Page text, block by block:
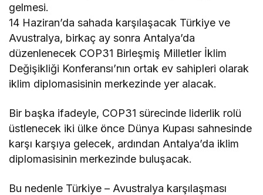
gelmesi.
14 Haziran’da sahada karşılaşacak Türkiye ve
Avustralya, birkaç ay sonra Antalya’da
düzenlenecek COP31 Birleşmiş Milletler İklim
Değişikliği Konferansı’nın ortak ev sahipleri olarak
iklim diplomasisinin merkezinde yer alacak.
Bir başka ifadeyle, COP31 sürecinde liderlik rolü
üstlenecek iki ülke önce Dünya Kupası sahnesinde
karşı karşıya gelecek, ardından Antalya’da iklim
diplomasisinin merkezinde buluşacak.
Bu nedenle Türkiye – Avustralya karşılaşması